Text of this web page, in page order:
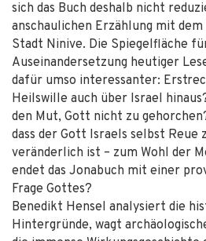
sich das Buch deshalb nicht
anschaulichen Erzählung mit dem
Stadt Ninive. Die Spiegelfläche
Auseinandersetzung heutiger
dafür umso interessanter:
Heilswille auch über Israel
den Mut, Gott nicht zu
dass der Gott Israels selbst Reue
veränderlich ist – zum Wohl der
endet das Jonabuch mit einer
Frage Gottes?
Benedikt Hensel analysiert die
Hintergründe, wagt